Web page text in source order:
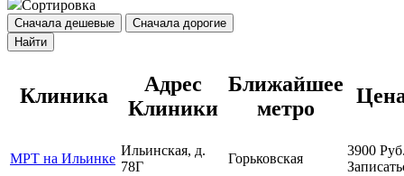
Сортировка
Сначала дешевые
Сначала дорогие
Найти
Клиника
Адрес
Клиники
Ближайшее
метро
МРТ на Ильинке
Ильинская, д.
78Г
Горьковская
3900